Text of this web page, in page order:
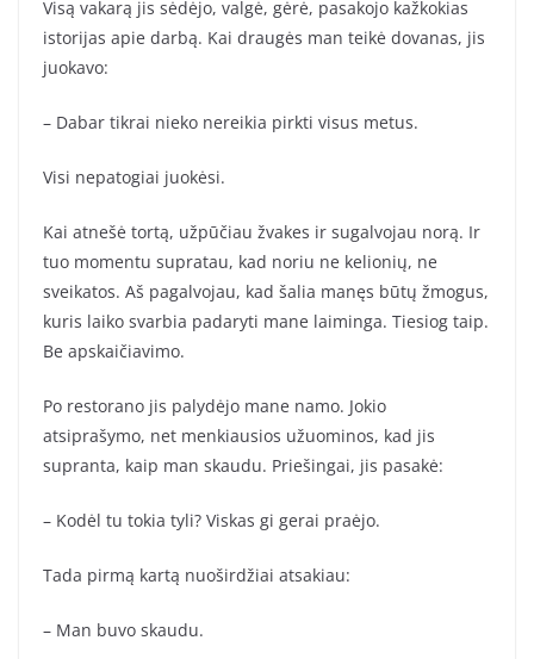
Visą vakarą jis sėdėjo, valgė, gėrė, pasakojo kažkokias
istorijas apie darbą. Kai draugės man teikė dovanas, jis
juokavo:
– Dabar tikrai nieko nereikia pirkti visus metus.
Visi nepatogiai juokėsi.
Kai atnešė tortą, užpūčiau žvakes ir sugalvojau norą. Ir
tuo momentu supratau, kad noriu ne kelionių, ne
sveikatos. Aš pagalvojau, kad šalia manęs būtų žmogus,
kuris laiko svarbia padaryti mane laiminga. Tiesiog taip.
Be apskaičiavimo.
Po restorano jis palydėjo mane namo. Jokio
atsiprašymo, net menkiausios užuominos, kad jis
supranta, kaip man skaudu. Priešingai, jis pasakė:
– Kodėl tu tokia tyli? Viskas gi gerai praėjo.
Tada pirmą kartą nuoširdžiai atsakiau:
– Man buvo skaudu.